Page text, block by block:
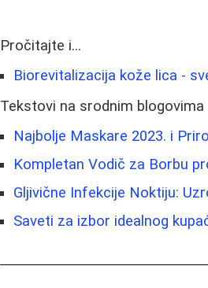
Pročitajte i...
Biorevitalizacija kože lica -
Tekstovi na srodnim blogovima
Najbolje Maskare 2023. i
Kompletan Vodič za Borbu
Gljivične Infekcije Noktiju:
Saveti za izbor idealnog